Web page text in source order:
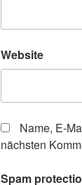
Website
Name, E-
nächsten
Spam